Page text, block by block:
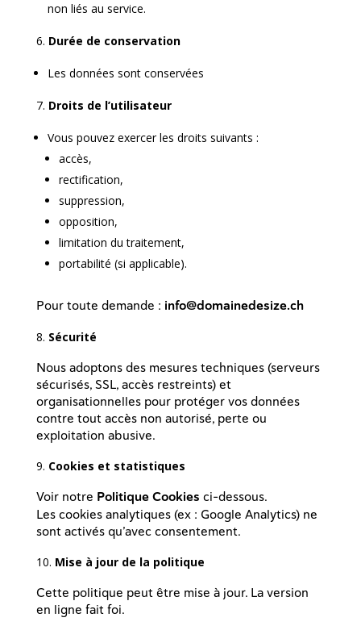
non liés au service.
Durée de conservation
Les données sont conservées
Droits de l’utilisateur
Vous pouvez exercer les droits suivants :
accès,
rectification,
suppression,
opposition,
limitation du traitement,
portabilité (si applicable).
Pour toute demande : info@domainedesize.ch
Sécurité
Nous adoptons des mesures techniques (serveurs
sécurisés, SSL, accès restreints) et
organisationnelles pour protéger vos données
contre tout accès non autorisé, perte ou
exploitation abusive.
Cookies et statistiques
Voir notre Politique Cookies ci-dessous.
Les cookies analytiques (ex : Google Analytics) ne
sont activés qu’avec consentement.
Mise à jour de la politique
Cette politique peut être mise à jour. La version
en ligne fait foi.